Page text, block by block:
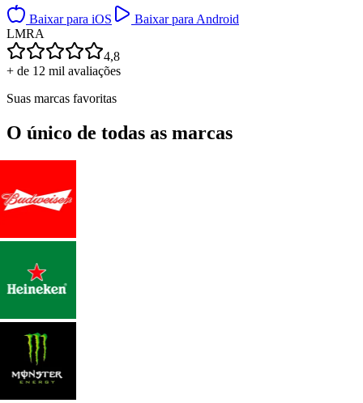
Baixar para iOS
Baixar para Android
LMRA
4,8
+ de 12 mil avaliações
Suas marcas favoritas
O único de todas as marcas